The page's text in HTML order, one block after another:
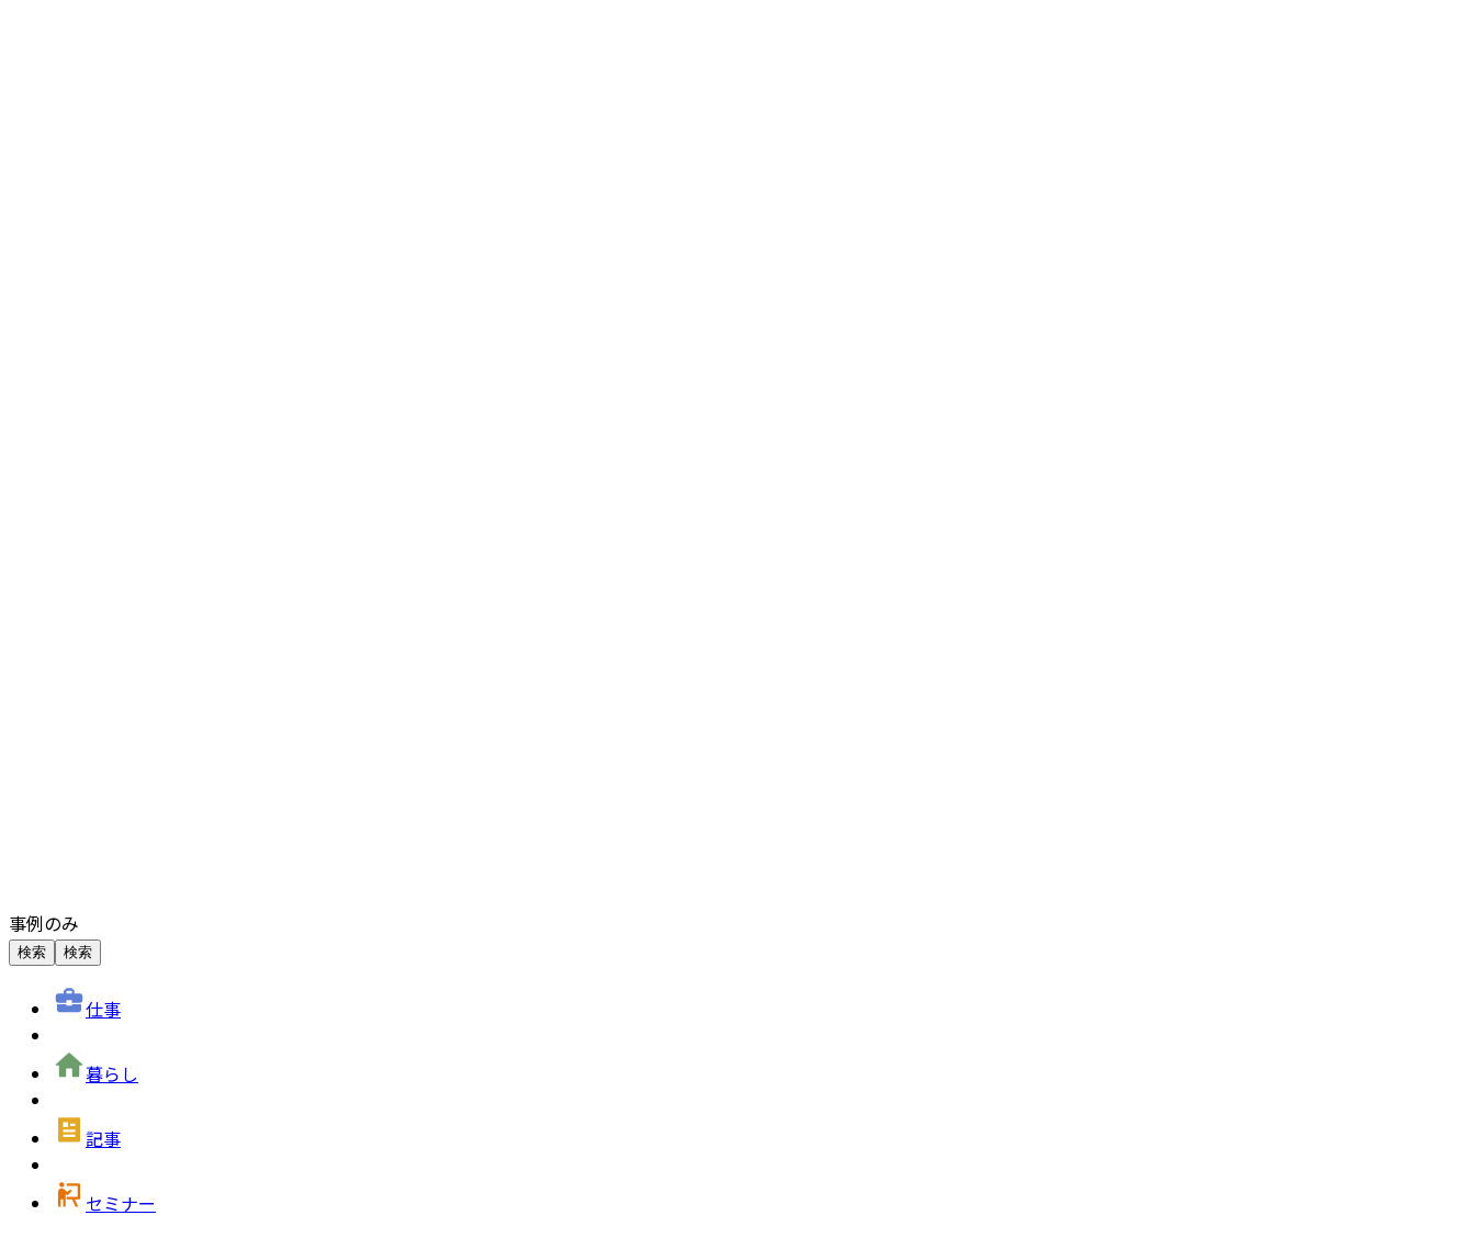
事例のみ
検索 検索
仕事
暮らし
記事
セミナー